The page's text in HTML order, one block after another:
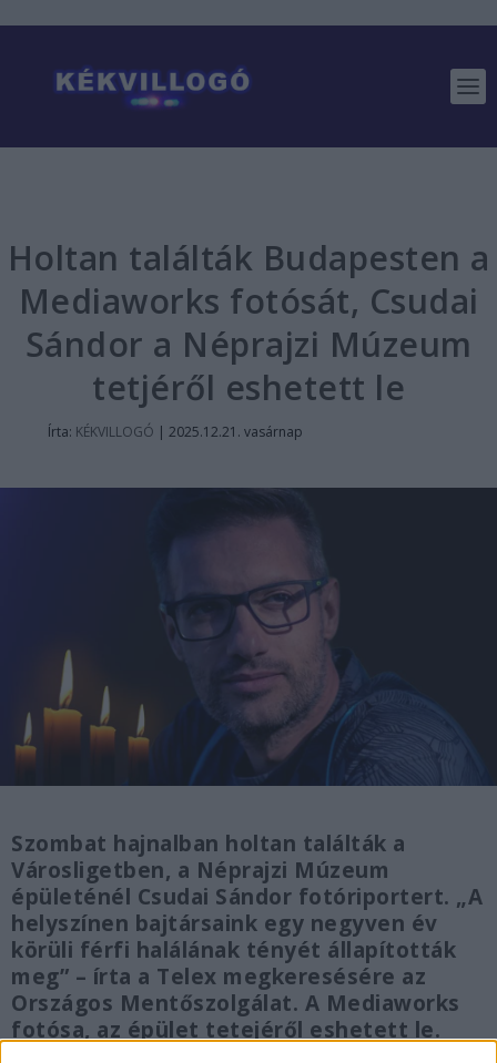
Holtan találták Budapesten a
Mediaworks fotósát, Csudai
Sándor a Néprajzi Múzeum
tetjéről eshetett le
Írta: KÉKVILLOGÓ | 2025.12.21. vasárnap
Szombat hajnalban holtan találták a
Városligetben, a Néprajzi Múzeum
épületénél Csudai Sándor fotóriportert. „A
helyszínen bajtársaink egy negyven év
körüli férfi halálának tényét állapították
meg” – írta a Telex megkeresésére az
Országos Mentőszolgálat. A Mediaworks
fotósa, az épület tetejéről eshetett le.